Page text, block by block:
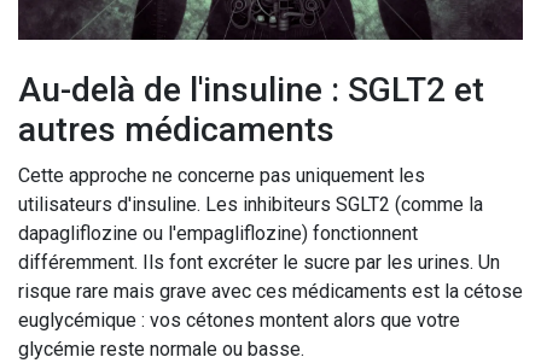
Au-delà de l'insuline : SGLT2 et
autres médicaments
Cette approche ne concerne pas uniquement les
utilisateurs d'insuline. Les inhibiteurs SGLT2 (comme la
dapagliflozine ou l'empagliflozine) fonctionnent
différemment. Ils font excréter le sucre par les urines. Un
risque rare mais grave avec ces médicaments est la cétose
euglycémique : vos cétones montent alors que votre
glycémie reste normale ou basse.